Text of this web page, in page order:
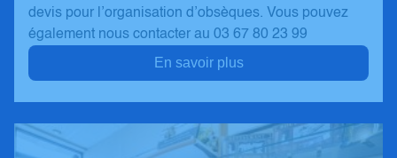
devis pour l’organisation d’obsèques. Vous pouvez
également nous contacter au 03 67 80 23 99
En savoir plus